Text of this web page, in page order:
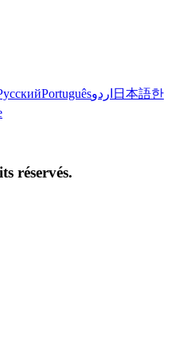
Portuguêsاردو 日本語한
réservés.